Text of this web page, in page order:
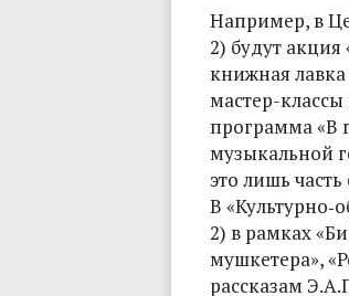
Например, в
2) будут
книжная
мастер-
программа «В
музыкальной
это лишь
В
2) в рамках
мушкетера»,
рассказам